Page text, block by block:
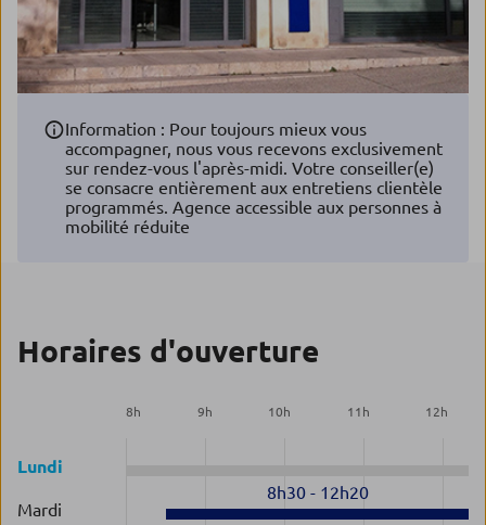
Information : Pour toujours mieux vous
accompagner, nous vous recevons exclusivement
sur rendez-vous l'après-midi. Votre conseiller(e)
se consacre entièrement aux entretiens clientèle
programmés. Agence accessible aux personnes à
mobilité réduite
Horaires d'ouverture
8h 9h 10h 11 h 12h
Lundi
Mardi
8h30- 12h20